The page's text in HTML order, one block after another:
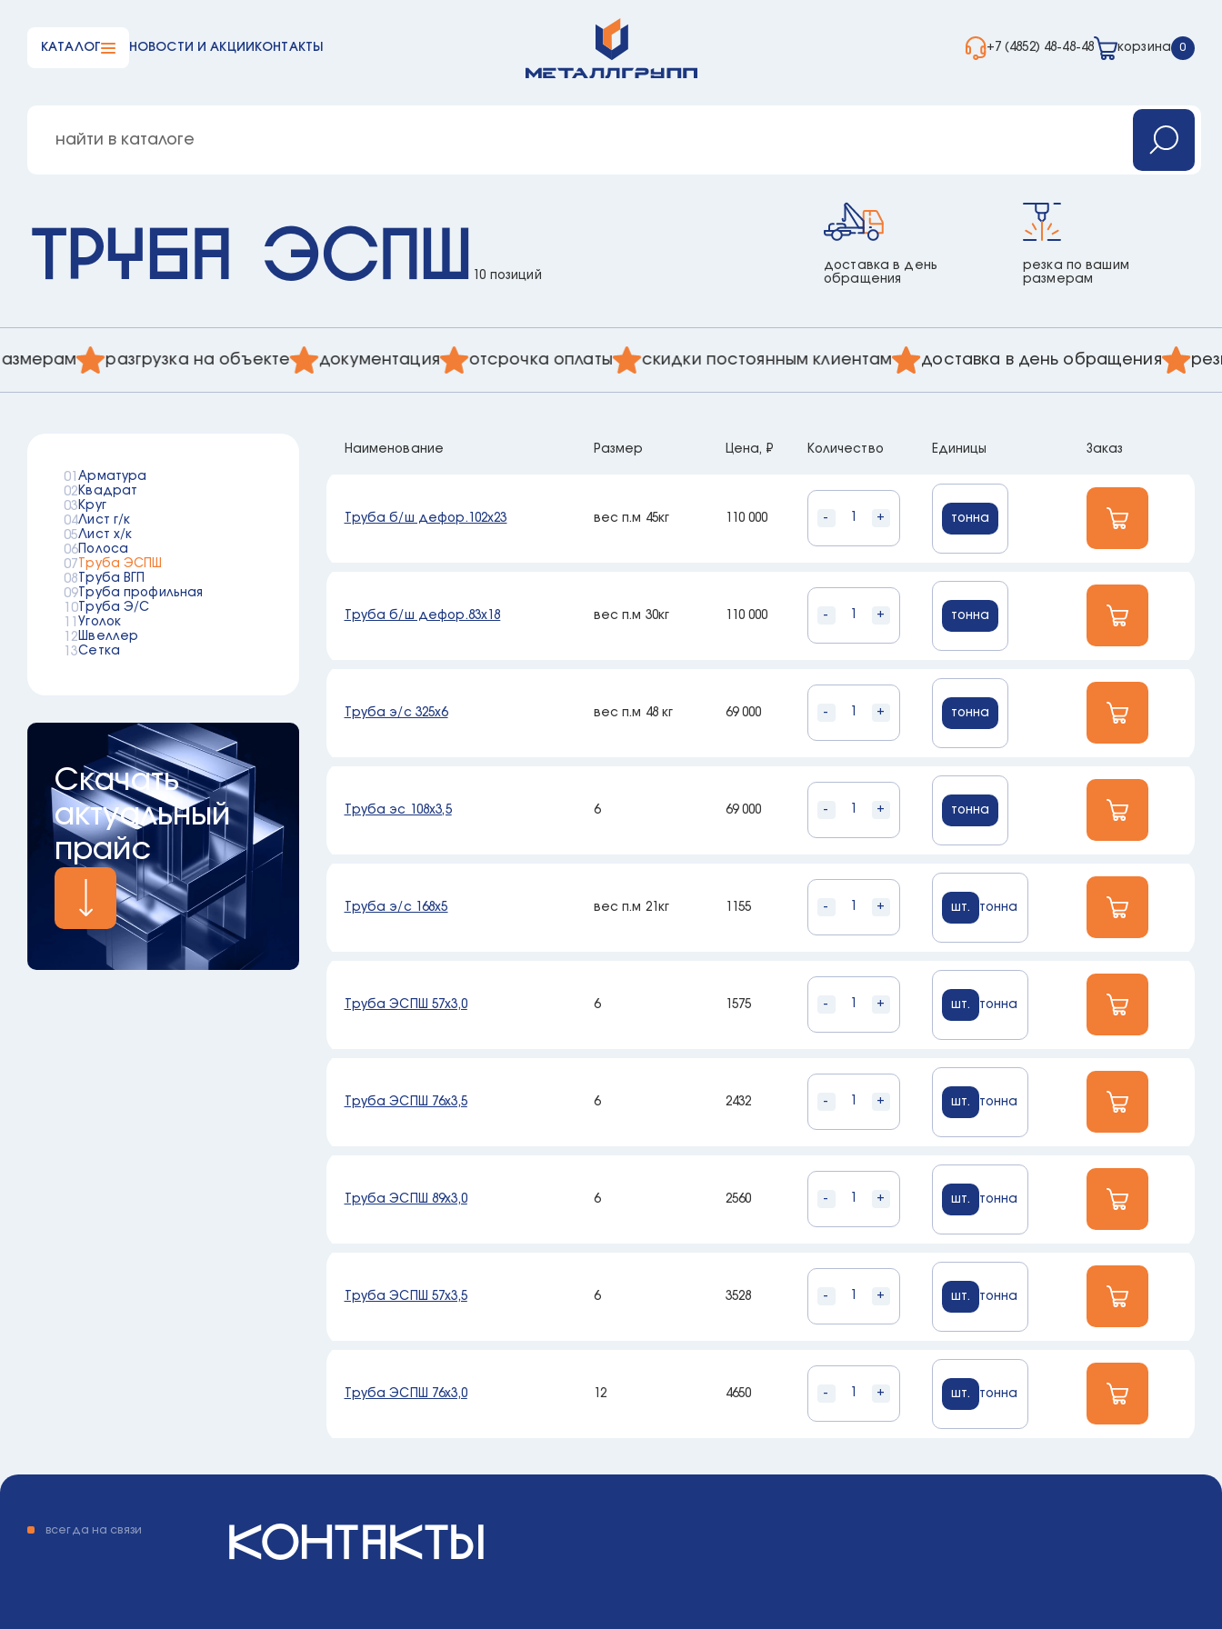
КАТАЛОГ НОВОСТИ И АКЦИИ КОНТАКТЫ +7 (4852) 48-48-48 корзина 0
Труба ЭСПШ 10 позиций
доставка в день
обращения
резка по вашим
размерам
разгрузка на объекте документация отсрочка оплаты скидки постоянным клиентам доставка в день обращения резка
Арматура
Квадрат
Круг
Лист г/к
Лист х/к
Полоса
Труба ЭСПШ
Труба ВГП
Труба профильная
Труба Э/С
Уголок
Швеллер
Сетка
Скачать
актуальный
прайс
Наименование Размер Цена, ₽ Количество Единицы Заказ
Труба б/ш дефор.102х23 вес п.м 45кг 110 000 - + тонна
Труба б/ш дефор.83х18 вес п.м 30кг 110 000 - + тонна
Труба э/с 325х6 вес п.м 48 кг 69 000 - + тонна
Труба эс 108х3,5 6 69 000 - + тонна
Труба э/с 168х5 вес п.м 21кг 1155 - + шт. тонна
Труба ЭСПШ 57х3,0 6 1575 - + шт. тонна
Труба ЭСПШ 76х3,5 6 2432 - + шт. тонна
Труба ЭСПШ 89х3,0 6 2560 - + шт. тонна
Труба ЭСПШ 57х3,5 6 3528 - + шт. тонна
Труба ЭСПШ 76х3,0 12 4650 - + шт. тонна
всегда на связи контакты